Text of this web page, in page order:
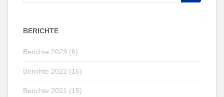
BERICHTE
Berichte 2023 (6)
Berichte 2022 (16)
Berichte 2021 (15)